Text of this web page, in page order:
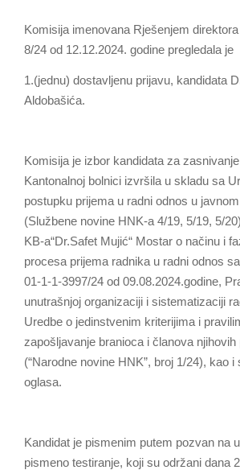
Komisija imenovana Rješenjem
8/24 od 12.12.2024. godine pregledala je
1.(jednu) dostavljenu prijavu, kandidata
Aldobašića.
Komisija je izbor kandidata za
Kantonalnoj bolnici izvršila u skladu sa
postupku prijema u radni odnos u
(Službene novine HNK-a 4/19, 5/19, 5/
KB-a“Dr.Safet Mujić“ Mostar o načinu i
procesa prijema radnika u radni odnos
01-1-1-3997/24 od 09.08.2024.godine,
unutrašnjoj organizaciji i sistematizaciji
Uredbe o jedinstvenim kriterijima i
zapošljavanje branioca i članova
(“Narodne novine HNK”, broj 1/24), kao
oglasa.
Kandidat je pismenim putem pozvan na
pismeno testiranje, koji su održani dana